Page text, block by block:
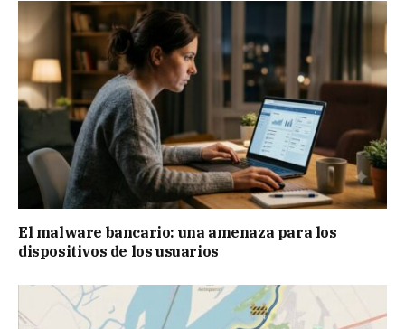
El malware bancario: una amenaza para los
dispositivos de los usuarios